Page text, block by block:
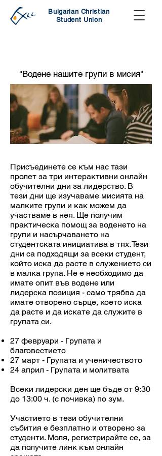
Bulgarian Christian
Student Union
"Водене нашите групи в мисия"
Присъединете се към нас тази
пролет за три интерактивни онлайн
обучителни дни за лидерство. В
тези дни ще изучаваме мисията на
малките групи и как можем да
участваме в нея. Ще получим
практическа помощ за воденето на
групи и насърчаването на
студентската инициатива в тях. Тези
дни са подходящи за всеки студент,
който иска да расте в служението си
в малка група. Не е необходимо да
имате опит във водене или
лидерска позиция - само трябва да
имате отворено сърце, което иска
да расте и да искате да служите в
групата си.
27 февруари - Групата и
благовестието
27 март - Групата и ученичеството
24 април - Групата и молитвата
Всеки лидерски ден ще бъде от 9:30
до 13:00 ч. (с почивка) по зум.
Участието в тези обучителни
събития е безплатно и отворено за
студенти. Моля, регистрирайте се, за
да получите линк към онлайн